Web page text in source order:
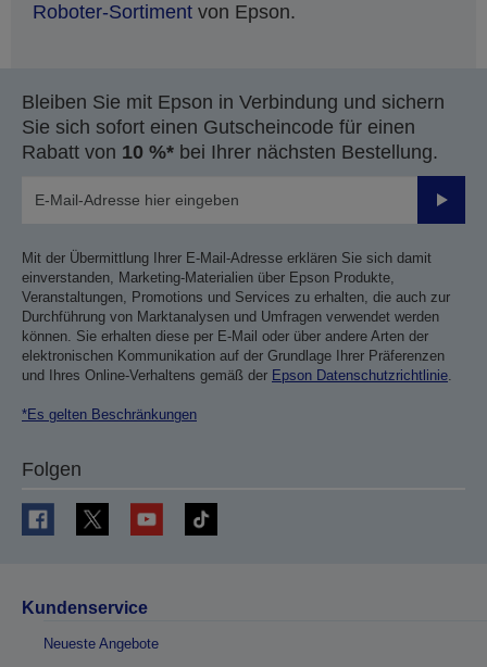
Roboter-Sortiment von Epson.
Bleiben Sie mit Epson in Verbindung und sichern
Sie sich sofort einen Gutscheincode für einen
Rabatt von 10 %* bei Ihrer nächsten Bestellung.
Mit der Übermittlung Ihrer E-Mail-Adresse erklären Sie sich damit
einverstanden, Marketing-Materialien über Epson Produkte,
Veranstaltungen, Promotions und Services zu erhalten, die auch zur
Durchführung von Marktanalysen und Umfragen verwendet werden
können. Sie erhalten diese per E-Mail oder über andere Arten der
elektronischen Kommunikation auf der Grundlage Ihrer Präferenzen
und Ihres Online-Verhaltens gemäß der Epson Datenschutzrichtlinie.
*Es gelten Beschränkungen
Folgen
Kundenservice
Neueste Angebote